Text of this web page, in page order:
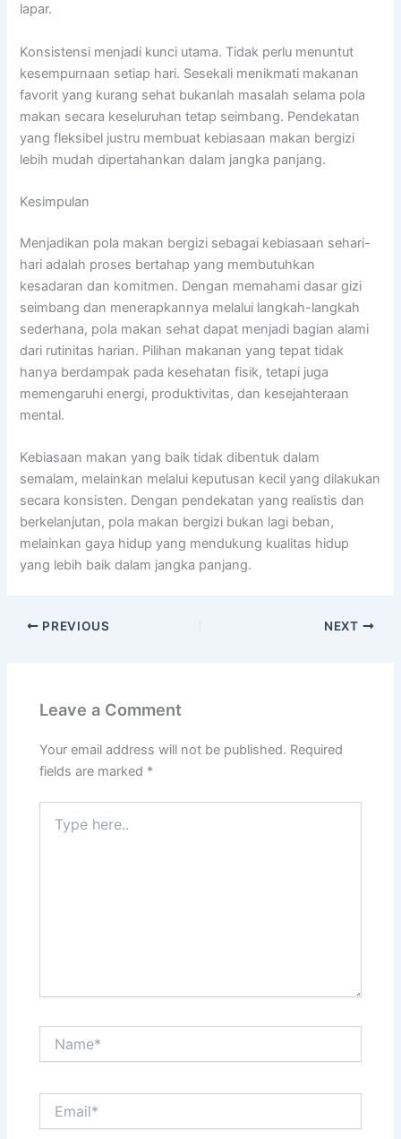
lapar.
Konsistensi menjadi kunci utama. Tidak perlu menuntut
kesempurnaan setiap hari. Sesekali menikmati makanan
favorit yang kurang sehat bukanlah masalah selama pola
makan secara keseluruhan tetap seimbang. Pendekatan
yang fleksibel justru membuat kebiasaan makan bergizi
lebih mudah dipertahankan dalam jangka panjang.
Kesimpulan
Menjadikan pola makan bergizi sebagai kebiasaan sehari-
hari adalah proses bertahap yang membutuhkan
kesadaran dan komitmen. Dengan memahami dasar gizi
seimbang dan menerapkannya melalui langkah-langkah
sederhana, pola makan sehat dapat menjadi bagian alami
dari rutinitas harian. Pilihan makanan yang tepat tidak
hanya berdampak pada kesehatan fisik, tetapi juga
memengaruhi energi, produktivitas, dan kesejahteraan
mental.
Kebiasaan makan yang baik tidak dibentuk dalam
semalam, melainkan melalui keputusan kecil yang dilakukan
secara konsisten. Dengan pendekatan yang realistis dan
berkelanjutan, pola makan bergizi bukan lagi beban,
melainkan gaya hidup yang mendukung kualitas hidup
yang lebih baik dalam jangka panjang.
PREVIOUS NEXT
Leave a Comment
Your email address will not be published. Required
fields are marked *
here..